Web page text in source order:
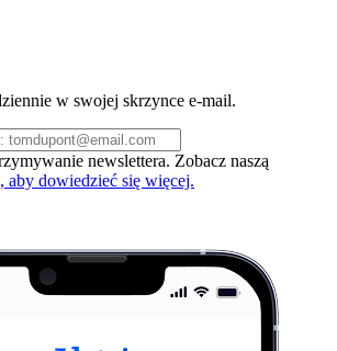
w swojej skrzynce e-mail.
newslettera. Zobacz naszą
aby dowiedzieć się więcej.